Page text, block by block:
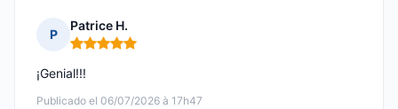
P
Patrice H.
Nota: 5 de 5
Publicado el 06/07/2026 à 17h47
¡Genial!!!